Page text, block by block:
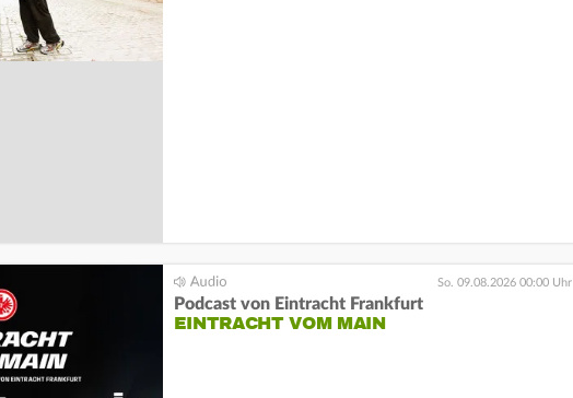
So. 09.08.2026 00:00 Uhr
Podcast von Eintracht Frankfurt
EINTRACHT VOM MAIN